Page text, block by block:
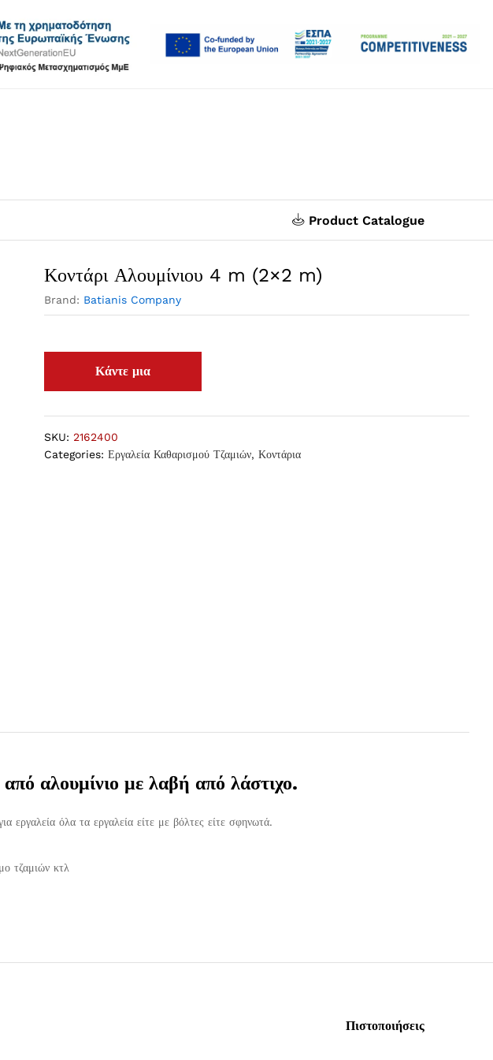
Product Catalogue
Κοντάρι Αλουμίνιου 4 m (2×2 m)
Brand: Batianis Company
SKU: 2162400
Categories:Εργαλεία Καθαρισμού Τζαμιών,Κοντάρια
αλουμίνιο με λαβή από λάστιχο.
εργαλεία όλα τα εργαλεία είτε με βόλτες είτε σφηνωτά.
τζαμιών κτλ
Πιστοποιήσεις